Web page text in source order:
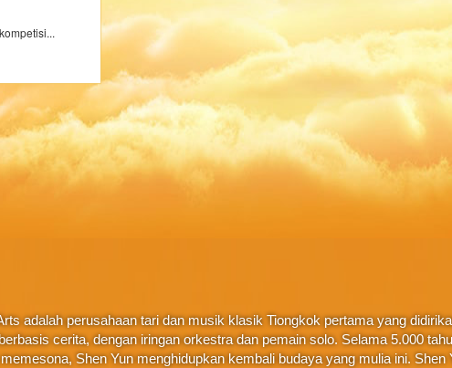
adalah perusahaan tari dan musik klasik Tiongkok pertama yang
cerita, dengan iringan orkestra dan pemain solo. Selama 5.000
Shen Yun menghidupkan kembali budaya yang mulia ini.